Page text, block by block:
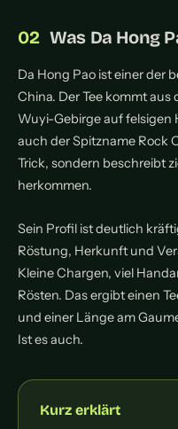
Was Da Hong
Da Hong Pao ist einer der
China. Der Tee kommt
Wuyi-Gebirge auf felsigen
auch der Spitzname Rock
Trick, sondern beschreibt
herkommen.
Sein Profil ist deutlich
Röstung, Herkunft und
Kleine Chargen, viel
Rösten. Das ergibt einen
und einer Länge am
Ist es auch.
Kurz erklärt